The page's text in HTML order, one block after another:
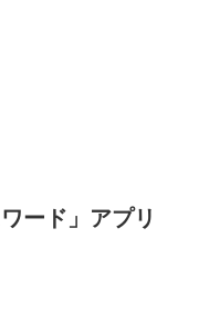
ード」アプリ